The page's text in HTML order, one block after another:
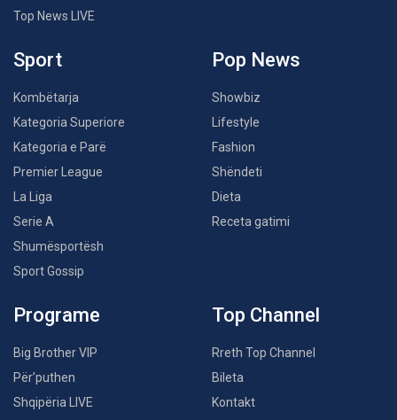
Top News LIVE
Sport
Kombëtarja
Kategoria Superiore
Kategoria e Parë
Premier League
La Liga
Serie A
Shumësportësh
Sport Gossip
Pop News
Showbiz
Lifestyle
Fashion
Shëndeti
Dieta
Receta gatimi
Programe
Big Brother VIP
Për’puthen
Shqipëria LIVE
Top Channel
Rreth Top Channel
Bileta
Kontakt